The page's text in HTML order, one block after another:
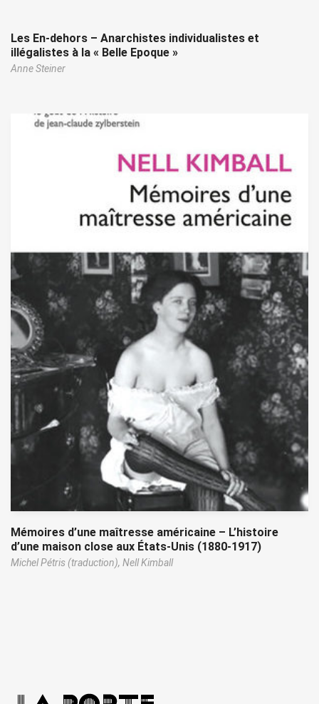
Les En-dehors – Anarchistes individualistes et
illégalistes à la « Belle Epoque »
Anne Steiner
Mémoires d’une maîtresse américaine – L’histoire
d’une maison close aux États-Unis (1880-1917)
Michel Pétris (traduction), Nell Kimball